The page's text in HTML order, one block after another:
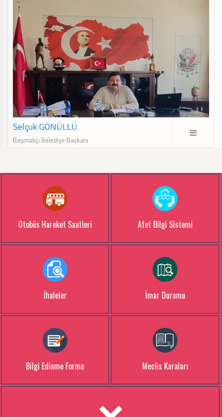
Selçuk GÖNÜLLÜ
Başmakçı Belediye Başkanı
Otobüs Hareket Saatleri Afet Bilgi Sistemi
İhaleler İmar Durumu
Bilgi Edinme Formu Meclis Karaları